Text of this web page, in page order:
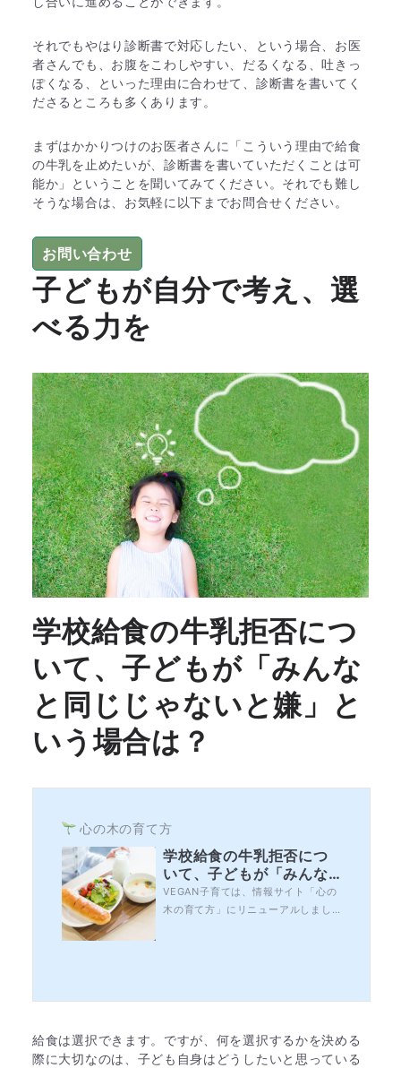
それでもやはり診断書で対応したい、という場合、お医
者さんでも、お腹をこわしやすい、だるくなる、吐きっ
ぽくなる、といった理由に合わせて、診断書を書いてく
ださるところも多くあります。
まずはかかりつけのお医者さんに「こういう理由で給食
の牛乳を止めたいが、診断書を書いていただくことは可
能か」ということを聞いてみてください。それでも難し
そうな場合は、お気軽に以下までお問合せください。
お問い合わせ
子どもが自分で考え、選
べる力を
学校給食の牛乳拒否につ
いて、子どもが「みんな
と同じじゃないと嫌」と
いう場合は？
心の木の育て方
学校給食の牛乳拒否につ
いて、子どもが「みんな
と同じじゃないと嫌」と
いう場合は？
VEGAN子育ては、情報サイト「心の
木の育て方」にリニューアルしまし
牛乳を止める際に大切なのが「子ど
色々な考えから牛乳を止めたいと思
っているけど「子ど...
給食は選択できます。ですが、何を選択するかを決める
際に大切なのは、子ども自身はどうしたいと思っている